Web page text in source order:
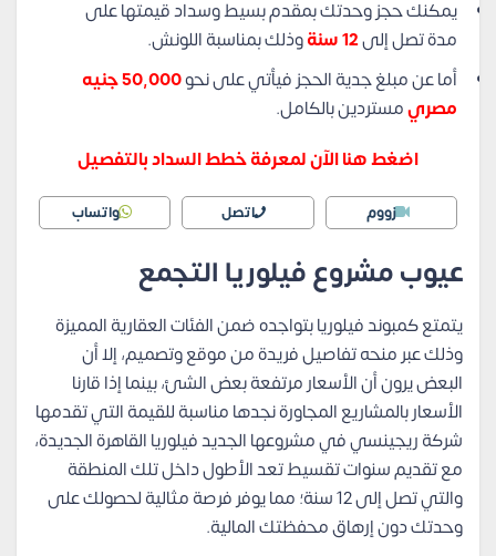
يمكنك حجز وحدتك بمقدم بسيط وسداد قيمتها على
مدة تصل إلى12 سنة
وذلك بمناسبة اللونش.
أما عن مبلغ جدية الحجز فيأتي على نحو
50,000 جنيه
مصريمستردين بالكامل.
اضغط هنا الآن لمعرفة خطط السداد بالتفصيل
زووم اتصل واتساب
عيوب مشروع فيلوريا التجمع
يتمتع كمبوند فيلوريا بتواجده ضمن الفئات العقارية المميزة
وذلك عبر منحه تفاصيل فريدة من موقع وتصميم، إلا أن
البعض يرون أن الأسعار مرتفعة بعض الشئ، بينما إذا قارنا
الأسعار بالمشاريع المجاورة نجدها مناسبة للقيمة التي تقدمها
شركة ريجينسي في مشروعها الجديد فيلوريا القاهرة الجديدة،
مع تقديم سنوات تقسيط تعد الأطول داخل تلك المنطقة
والتي تصل إلى 12 سنة؛ مما يوفر فرصة مثالية لحصولك على
وحدتك دون إرهاق محفظتك المالية.